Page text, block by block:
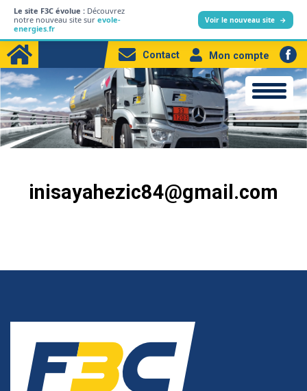
Le site F3C évolue : Découvrez
notre nouveau site sur evole-
energies.fr
Voir le nouveau site →
Professionnels
Produits
Station-service
Electricité
Contact Mon compte
inisayahezic84@gmail.com